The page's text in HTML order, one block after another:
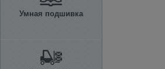
Умная подшивка